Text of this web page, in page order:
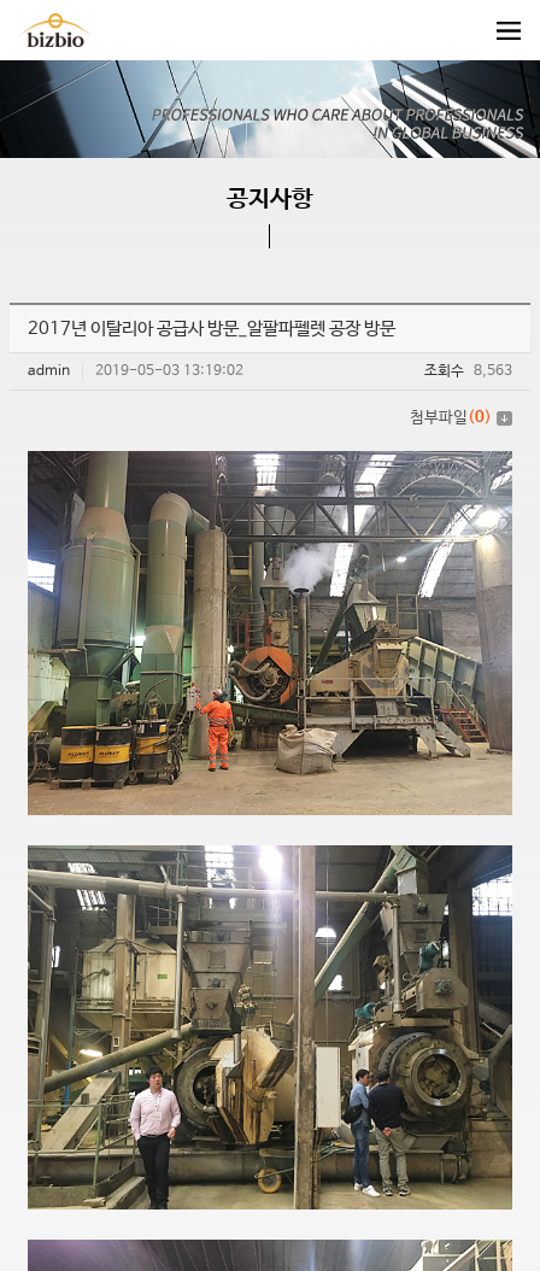
공지사항
2017년 이탈리아 공급사 방문_알팔파펠렛 공장 방문
admin 2019-05-03 13:19:02 조회수 8,563
첨부파일 (0)